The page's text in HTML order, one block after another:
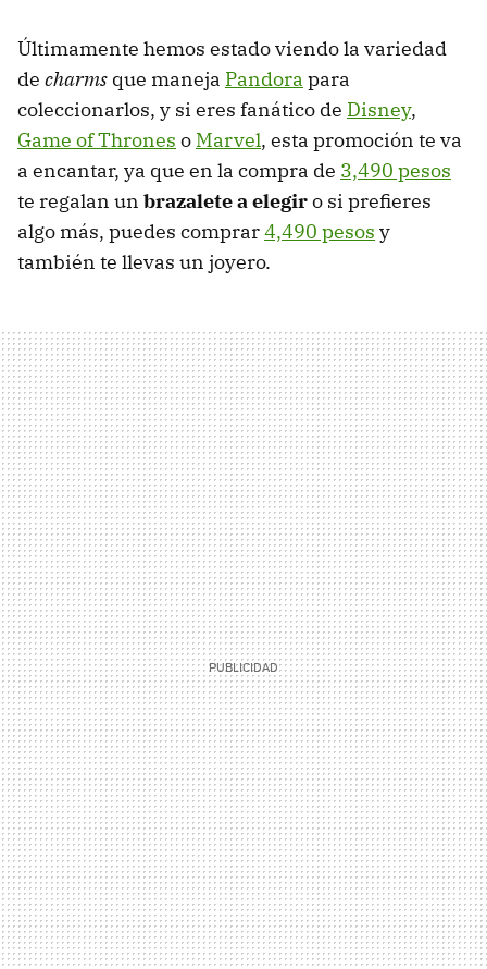
Últimamente hemos estado viendo la variedad
de charms que maneja Pandora para
coleccionarlos, y si eres fanático de Disney,
Game of Thrones o Marvel, esta promoción te va
a encantar, ya que en la compra de 3,490 pesos
te regalan un brazalete a elegiro si prefieres
algo más, puedes comprar4,490 pesos y
también te llevas un joyero.